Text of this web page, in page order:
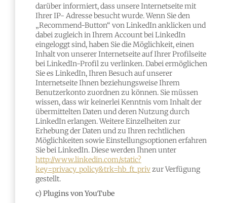
darüber informiert, dass unsere Internetseite mit
Ihrer IP- Adresse besucht wurde. Wenn Sie den
„Recommend-Button“ von LinkedIn anklicken und
dabei zugleich in Ihrem Account bei LinkedIn
eingeloggt sind, haben Sie die Möglichkeit, einen
Inhalt von unserer Internetseite auf Ihrer Profilseite
bei LinkedIn-Profil zu verlinken. Dabei ermöglichen
Sie es LinkedIn, Ihren Besuch auf unserer
Internetseite Ihnen beziehungsweise Ihrem
Benutzerkonto zuordnen zu können. Sie müssen
wissen, dass wir keinerlei Kenntnis vom Inhalt der
übermittelten Daten und deren Nutzung durch
LinkedIn erlangen. Weitere Einzelheiten zur
Erhebung der Daten und zu Ihren rechtlichen
Möglichkeiten sowie Einstellungsoptionen erfahren
Sie bei LinkedIn. Diese werden Ihnen unter
http://www.linkedin.com/static?
key=privacy_policy&trk=hb_ft_privzur Verfügung
gestellt.
c) Plugins von YouTube